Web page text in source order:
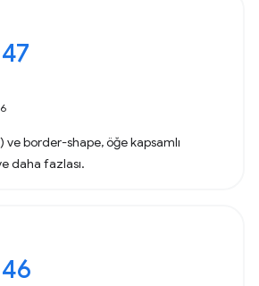
border-shape, öğe kapsamlı
daha fazlası.